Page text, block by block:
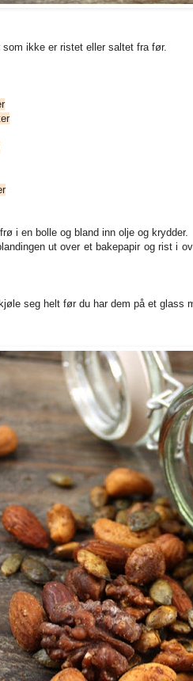
som ikke er ristet eller saltet fra før.
i en bolle og bland inn olje og krydder.
ut over et bakepapir og rist i
seg helt før du har dem på et glass